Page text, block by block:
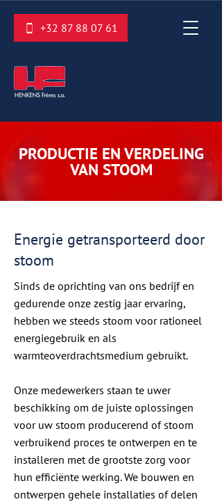
+32 87 88 07 61
PRODUCTIE EN VERDELING
VAN STOOM
Energie getransporteerd door
stoom
Sinds de oprichting van ons bedrijf en
gedurende onze zestig jaar ervaring,
hebben we steeds stoom voor rationeel
energiegebruik en als
warmteoverdrachtsmedium gebruikt.
Onze medewerkers staan te uwer
beschikking om de juiste oplossingen
voor uw stoom producerend of stoom
verbruikend proces te ontwerpen en te
installeren met de grootste zorg voor
hun efficiënte werking. We bouwen en
ontwerpen gehele installaties of delen